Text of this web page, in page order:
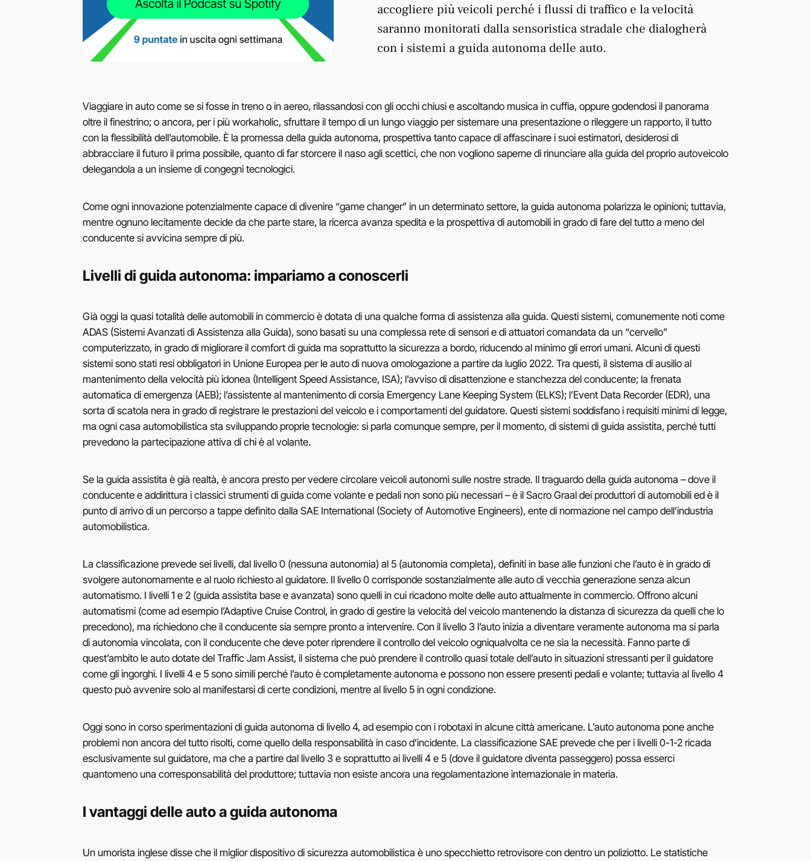
accogliere più veicoli perché i flussi di traffico e la velocità
saranno monitorati dalla sensoristica stradale che dialogherà
con i sistemi a guida autonoma delle auto.
Viaggiare in auto come se si fosse in treno o in aereo, rilassandosi con gli occhi chiusi e ascoltando musica in cuffia, oppure godendosi il panorama
oltre il finestrino; o ancora, per i più workaholic, sfruttare il tempo di un lungo viaggio per sistemare una presentazione o rileggere un rapporto, il tutto
con la flessibilità dell’automobile. È la promessa della guida autonoma, prospettiva tanto capace di affascinare i suoi estimatori, desiderosi di
abbracciare il futuro il prima possibile, quanto di far storcere il naso agli scettici, che non vogliono saperne di rinunciare alla guida del proprio autoveicolo
delegandola a un insieme di congegni tecnologici.
Come ogni innovazione potenzialmente capace di divenire “game changer” in un determinato settore, la guida autonoma polarizza le opinioni; tuttavia,
mentre ognuno lecitamente decide da che parte stare, la ricerca avanza spedita e la prospettiva di automobili in grado di fare del tutto a meno del
conducente si avvicina sempre di più.
Livelli di guida autonoma: impariamo a conoscerli
Già oggi la quasi totalità delle automobili in commercio è dotata di una qualche forma di assistenza alla guida. Questi sistemi, comunemente noti come
ADAS (Sistemi Avanzati di Assistenza alla Guida), sono basati su una complessa rete di sensori e di attuatori comandata da un “cervello”
computerizzato, in grado di migliorare il comfort di guida ma soprattutto la sicurezza a bordo, riducendo al minimo gli errori umani. Alcuni di questi
sistemi sono stati resi obbligatori in Unione Europea per le auto di nuova omologazione a partire da luglio 2022. Tra questi, il sistema di ausilio al
mantenimento della velocità più idonea (Intelligent Speed ​​Assistance, ISA); l’avviso di disattenzione e stanchezza del conducente; la frenata
automatica di emergenza (AEB); l’assistente al mantenimento di corsia Emergency Lane Keeping System (ELKS); l’Event Data Recorder (EDR), una
sorta di scatola nera in grado di registrare le prestazioni del veicolo e i comportamenti del guidatore. Questi sistemi soddisfano i requisiti minimi di legge,
ma ogni casa automobilistica sta sviluppando proprie tecnologie: si parla comunque sempre, per il momento, di sistemi di guida assistita, perché tutti
prevedono la partecipazione attiva di chi è al volante.
Se la guida assistita è già realtà, è ancora presto per vedere circolare veicoli autonomi sulle nostre strade. Il traguardo della guida autonoma – dove il
conducente e addirittura i classici strumenti di guida come volante e pedali non sono più necessari – è il Sacro Graal dei produttori di automobili ed è il
punto di arrivo di un percorso a tappe definito dalla SAE International (Society of Automotive Engineers), ente di normazione nel campo dell’industria
automobilistica.
La classificazione prevede sei livelli, dal livello 0 (nessuna autonomia) al 5 (autonomia completa), definiti in base alle funzioni che l’auto è in grado di
svolgere autonomamente e al ruolo richiesto al guidatore. Il livello 0 corrisponde sostanzialmente alle auto di vecchia generazione senza alcun
automatismo. I livelli 1 e 2 (guida assistita base e avanzata) sono quelli in cui ricadono molte delle auto attualmente in commercio. Offrono alcuni
automatismi (come ad esempio l’Adaptive Cruise Control, in grado di gestire la velocità del veicolo mantenendo la distanza di sicurezza da quelli che lo
precedono), ma richiedono che il conducente sia sempre pronto a intervenire. Con il livello 3 l’auto inizia a diventare veramente autonoma ma si parla
di autonomia vincolata, con il conducente che deve poter riprendere il controllo del veicolo ogniqualvolta ce ne sia la necessità. Fanno parte di
quest’ambito le auto dotate del Traffic Jam Assist, il sistema che può prendere il controllo quasi totale dell’auto in situazioni stressanti per il guidatore
come gli ingorghi. I livelli 4 e 5 sono simili perché l’auto è completamente autonoma e possono non essere presenti pedali e volante; tuttavia al livello 4
questo può avvenire solo al manifestarsi di certe condizioni, mentre al livello 5 in ogni condizione.
Oggi sono in corso sperimentazioni di guida autonoma di livello 4, ad esempio con i robotaxi in alcune città americane. L’auto autonoma pone anche
problemi non ancora del tutto risolti, come quello della responsabilità in caso d’incidente. La classificazione SAE prevede che per i livelli 0-1-2 ricada
esclusivamente sul guidatore, ma che a partire dal livello 3 e soprattutto ai livelli 4 e 5 (dove il guidatore diventa passeggero) possa esserci
quantomeno una corresponsabilità del produttore; tuttavia non esiste ancora una regolamentazione internazionale in materia.
I vantaggi delle auto a guida autonoma
Un umorista inglese disse che il miglior dispositivo di sicurezza automobilistica è uno specchietto retrovisore con dentro un poliziotto. Le statistiche